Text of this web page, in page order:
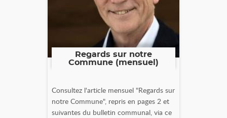
Regards sur notre
Commune (mensuel)
Consultez l'article mensuel "Regards sur
notre Commune", repris en pages 2 et
suivantes du bulletin communal, via ce